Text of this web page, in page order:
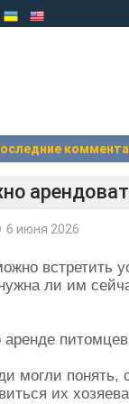
6 июня 2026
встретить
ли им
могли понять,
их